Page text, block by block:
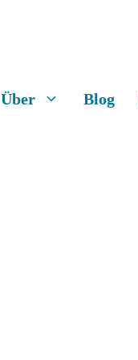
Über Blog